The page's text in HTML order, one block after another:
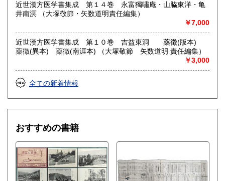
近世漢方医学書集成 第１４巻 永富獨嘯庵・山脇東洋・亀
井南溟 （大塚敬節・矢数道明責任編集）
￥7,000
近世漢方医学書集成 第１０巻 吉益東洞 薬徴(版本)
薬徴(異本) 薬徴(南涯本) （大塚敬節 矢数道明 責任編集）
￥3,000
全ての新着情報
おすすめの書籍